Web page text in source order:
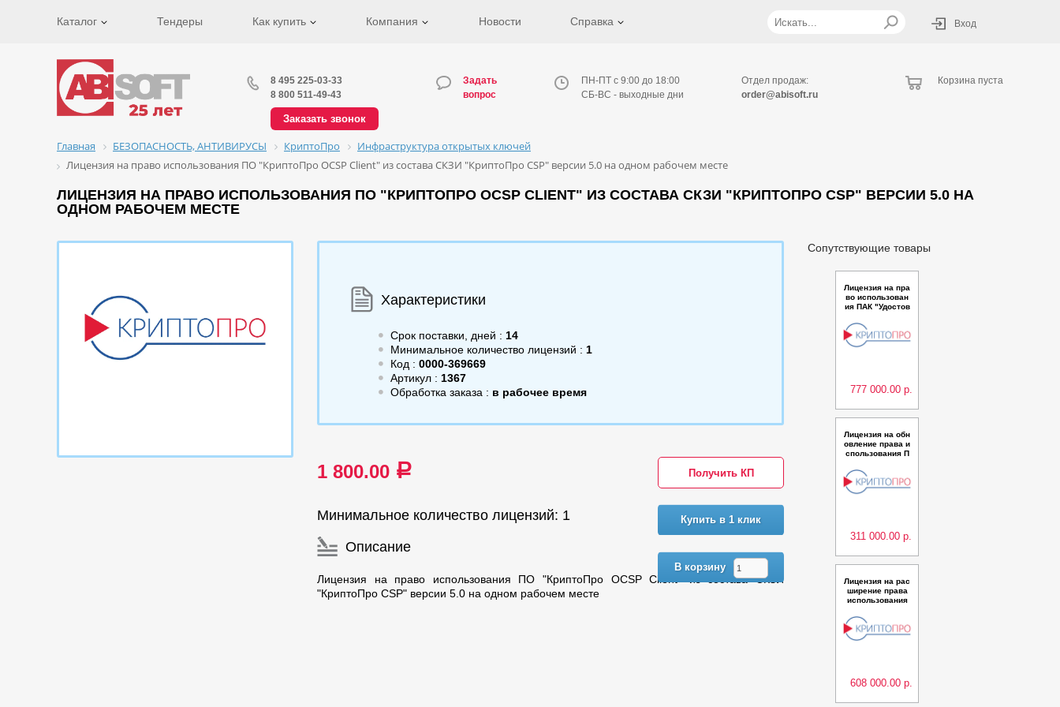
Каталог Тендеры Как купить Компания Новости Справка Вход
8 495 225-03-33
8 800 511-49-43
Заказать звонок
Задать
вопрос
ПН-ПТ с 9:00 до 18:00
СБ-ВС - выходные дни
Отдел продаж:
order@abisoft.ru
Корзина пуста
Главная БЕЗОПАСНОСТЬ, АНТИВИРУСЫ КриптоПро
Инфраструктура открытых ключей
Лицензия на право использования ПО "КриптоПро OCSP Client" из состава СКЗИ "КриптоПро CSP" версии 5.0 на одном рабочем месте
ЛИЦЕНЗИЯ НА ПРАВО ИСПОЛЬЗОВАНИЯ ПО "КРИПТОПРО OCSP CLIENT" ИЗ СОСТАВА СКЗИ "КРИПТОПРО CSP" ВЕРСИИ 5.0 НА
ОДНОМ РАБОЧЕМ МЕСТЕ
Характеристики
Срок поставки, дней : 14
Минимальное количество лицензий : 1
Код : 0000-369669
Артикул : 1367
Обработка заказа : в рабочее время
1 800.00 a Получить КП
Купить в 1 клик
В корзину
Минимальное количество лицензий: 1
Описание
Лицензия на право использования ПО "КриптоПро OCSP Client" из состава СКЗИ
"КриптоПро CSP" версии 5.0 на одном рабочем месте
Сопутствующие товары
Лицензия на пра
во использован
ия ПАК "Удостов
"КриптоПро УЦ"
версии 2.0 (Исп
олнение 15) кла
777 000.00 р.
Лицензия на обн
овление права и
спользования П
щий центр Крипт
оПро УЦ до верс
ии 2.0 (Исполне
311 000.00 р.
Лицензия на рас
ширение права
использования
яющий центр "К
риптоПро УЦ" ве
рсии 2.0 (Испол
608 000.00 р.